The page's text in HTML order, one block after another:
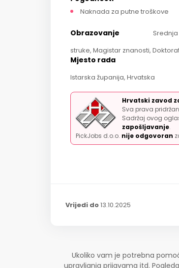
Naknada za putne troškove
Obrazovanje
struke, Magistar znanosti,
Mjesto rada
Istarska županija, Hrvatska
Hrvatski zavod
Sva prava
Sadržaj ovog
zapošljavanje.
PickJobs d.o.o. nije odgovoran
Vrijedi do13.10.2025
Ukoliko vam je potrebna
upravljanja prijavama itd.